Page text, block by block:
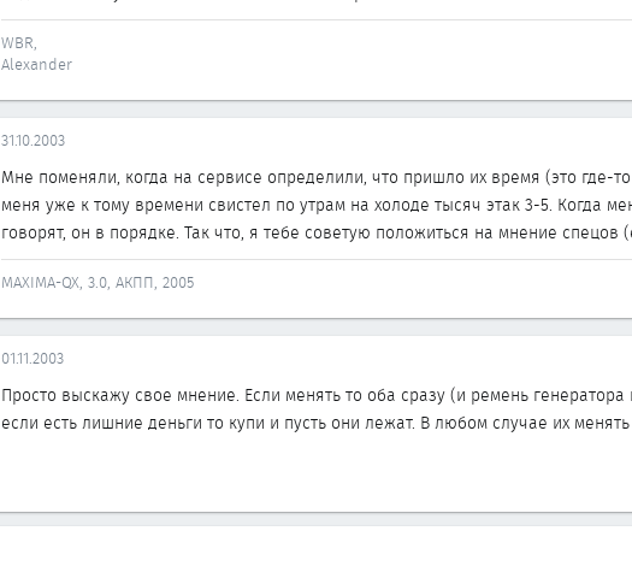
WBR,
Alexander
31.10.2003
Мне поменяли, когда на сервисе определили, что пришло их время (это где-
меня уже к тому времени свистел по утрам на холоде тысяч этак 3-5. Когда
говорят, он в порядке. Так что, я тебе советую положиться на мнение спецов
MAXIMA-QX, 3.0, АКПП, 2005
01.11.2003
Просто выскажу свое мнение. Если менять то оба сразу (и ремень
если есть лишние деньги то купи и пусть они лежат. В любом случае их